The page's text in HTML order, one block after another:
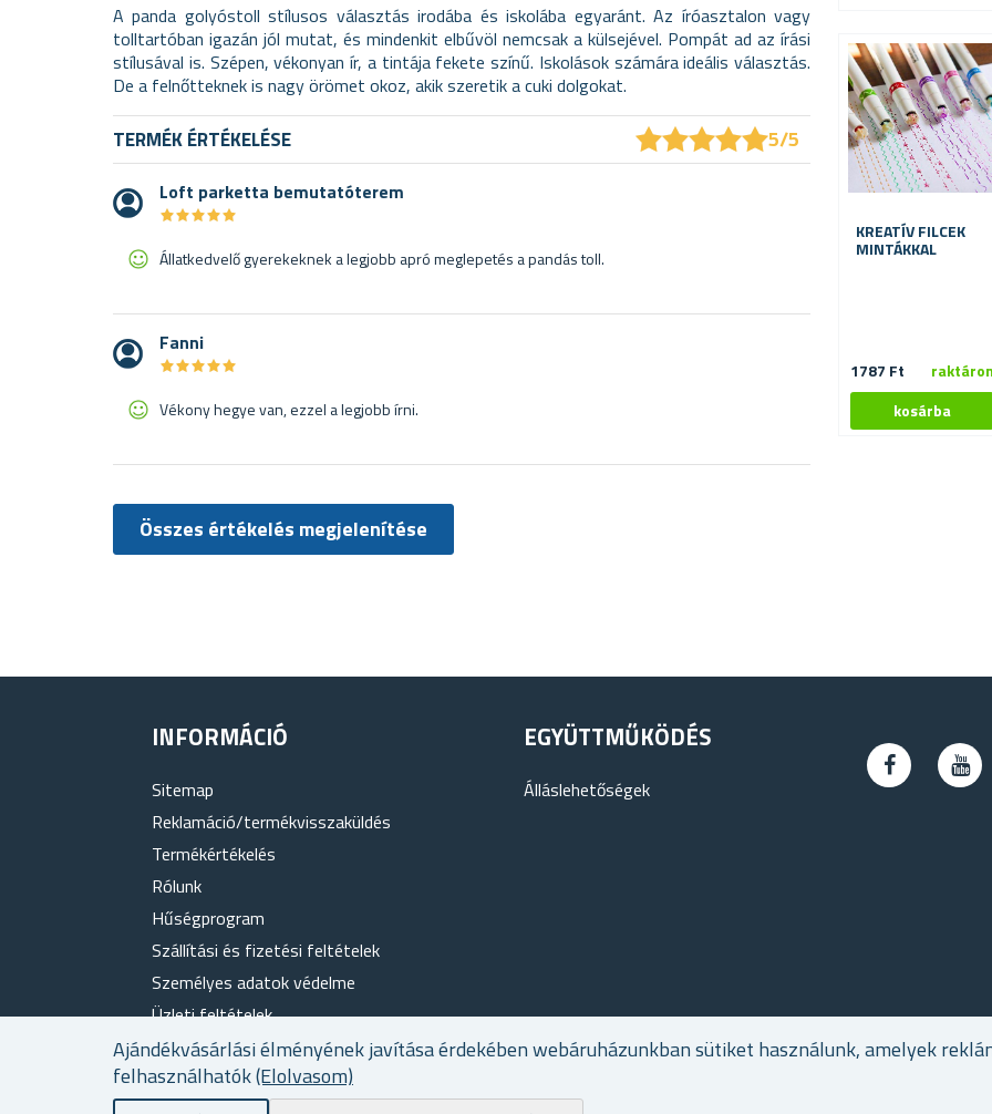
Ajándékvásárlási élményének javítása érdekében webáruházunkban sütiket használunk, amelyek
felhasználhatók(Elolvasom)
A panda golyóstoll stílusos választás irodába és iskolába egyaránt. Az íróasztalon vagy
tolltartóban igazán jól mutat, és mindenkit elbűvöl nemcsak a külsejével. Pompát ad az írási
stílusával is. Szépen, vékonyan ír, a tintája fekete színű. Iskolások számára ideális választás.
De a felnőtteknek is nagy örömet okoz, akik szeretik a cuki dolgokat.
KREATÍV FILCEK
MINTÁKKAL
1787 Ft raktáron
TERMÉK ÉRTÉKELÉSE ★★★★★
★★★★★5/5
Loft parketta bemutatóterem
★★★★★
★★★★★
Állatkedvelő gyerekeknek a legjobb apró meglepetés a pandás toll.
Fanni
★★★★★
★★★★★
Vékony hegye van, ezzel a legjobb írni.
Összes értékelés megjelenítése
INFORMÁCIÓ
Sitemap
Reklamáció/termékvisszaküldés
Termékértékelés
Rólunk
Hűségprogram
Szállítási és fizetési feltételek
Személyes adatok védelme
Üzleti feltételek
Sütik használata
Elérhetőség
EGYÜTTMŰKÖDÉS
Álláslehetőségek